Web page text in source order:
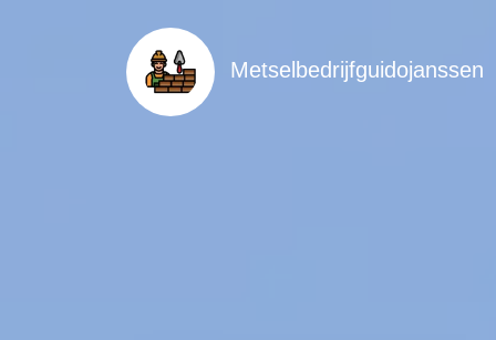
Metselbedrijfguidojanssen